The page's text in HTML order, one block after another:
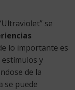
se
lo importante es
y
de la
se puede